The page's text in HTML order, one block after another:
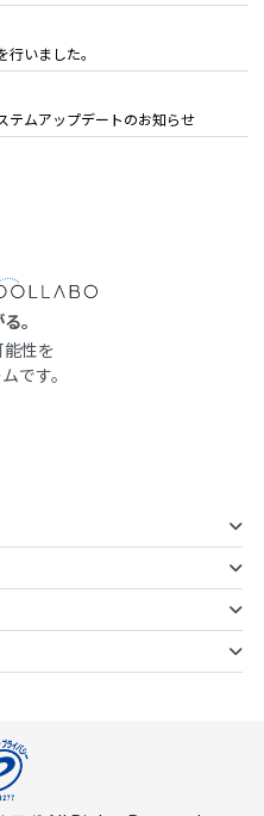
いました。
テムアップデートのお知らせ
。
性を
です。